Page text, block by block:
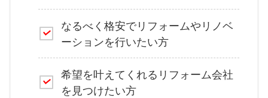
なるべく格安でリフォームやリノベ
ーションを行いたい方
希望を叶えてくれるリフォーム会社
を見つけたい方